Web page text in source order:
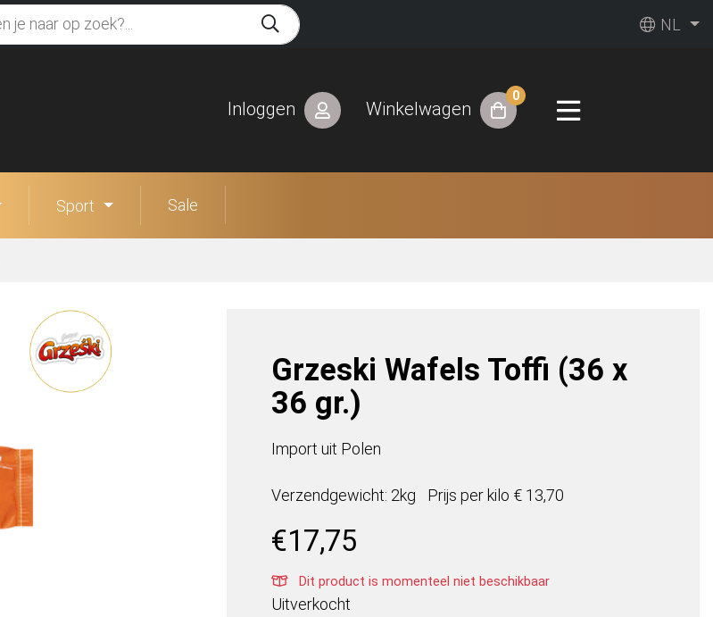
NL
Inloggen Winkelwagen
0
Sport Sale
Grzeski Wafels Toffi (36 x
36 gr.)
Import uit Polen
Verzendgewicht: 2kg Prijs per kilo € 13,70
€17,75
Dit product is momenteel niet beschikbaar
Uitverkocht